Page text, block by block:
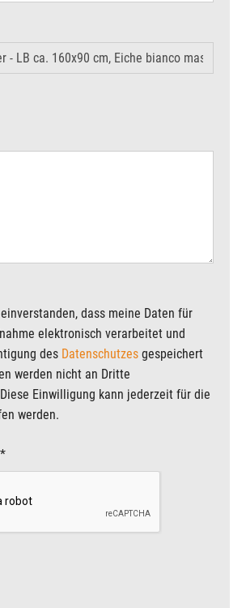
elektronisch verarbeitet und
des Datenschutzes gespeichert
werden nicht an Dritte
Einwilligung kann jederzeit für die
werden.
*